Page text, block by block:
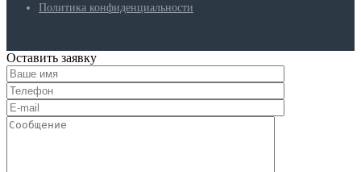
Политика конфиденциальности
Оставить заявку